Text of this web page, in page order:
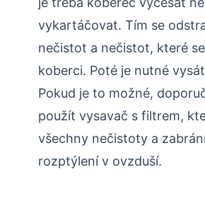
vykartáčovat. Tím se
nečistot a nečistot, které
koberci. Poté je nutné
Pokud je to možné,
použít vysavač s filtrem,
všechny nečistoty a
rozptýlení v ovzduší.